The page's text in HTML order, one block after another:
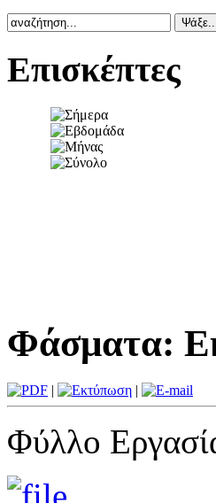
Επισκέπτες
Φάσματα:
| |
Φύλλο